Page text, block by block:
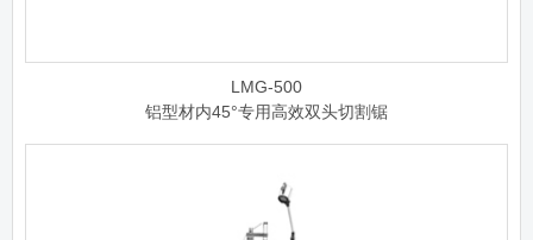
LMG-500
铝型材内45°专用高效双头切割锯